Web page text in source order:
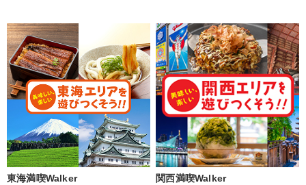
東海満喫Walker 関西満喫Walker